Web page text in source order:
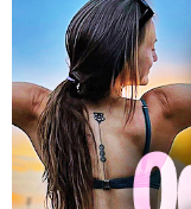
Germáni z Jejího